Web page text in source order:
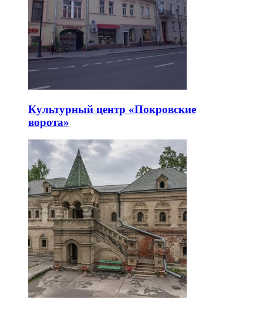
Культурный центр «Покровские
ворота»